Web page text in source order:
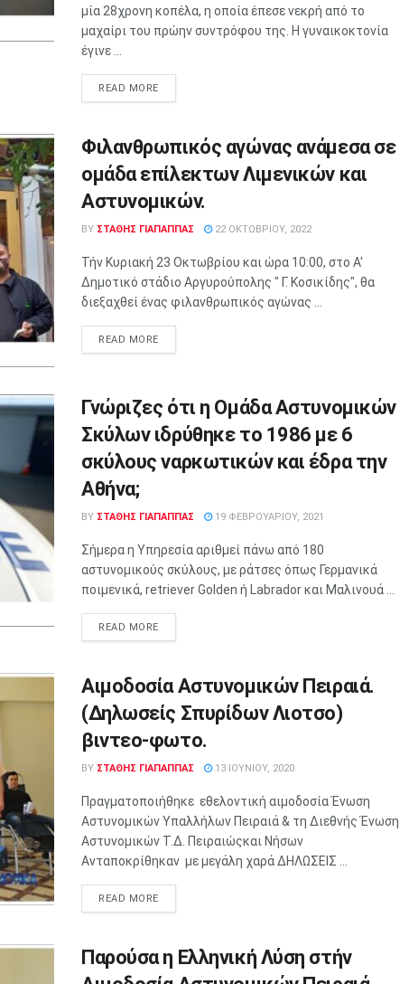
μία 28χρονη κοπέλα, η οποία έπεσε νεκρή από το
μαχαίρι του πρώην συντρόφου της. Η γυναικοκτονία
έγινε ...
READ MORE
Φιλανθρωπικός αγώνας ανάμεσα σε
ομάδα επίλεκτων Λιμενικών και
Αστυνομικών.
BY ΣΤΑΘΗΣ ΓΊΑΠΑΠΠΑΣ 22 ΟΚΤΩΒΡΊΟΥ, 2022
Τήν Κυριακή 23 Οκτωβρίου και ώρα 10:00, στο Α'
Δημοτικό στάδιο Αργυρούπολης " Γ. Κοσικίδης", θα
διεξαχθεί ένας φιλανθρωπικός αγώνας ...
READ MORE
Γνώριζες ότι η Ομάδα Αστυνομικών
Σκύλων ιδρύθηκε το 1986 με 6
σκύλους ναρκωτικών και έδρα την
Αθήνα;
BY ΣΤΑΘΗΣ ΓΊΑΠΑΠΠΑΣ 19 ΦΕΒΡΟΥΑΡΊΟΥ, 2021
Σήμερα η Υπηρεσία αριθμεί πάνω από 180
αστυνομικούς σκύλους, με ράτσες όπως Γερμανικά
ποιμενικά, retriever Golden ή Labrador και Μαλινουά ...
READ MORE
Αιμοδοσία Αστυνομικών Πειραιά.
(Δηλωσείς Σπυρίδων Λιοτσο)
βιντεο-φωτο.
BY ΣΤΑΘΗΣ ΓΊΑΠΑΠΠΑΣ 13 ΙΟΥΝΊΟΥ, 2020
Πραγματοποιήθηκε εθελοντική αιμοδοσία Ένωση
Αστυνομικών Υπαλλήλων Πειραιά & τη Διεθνής Ένωση
Αστυνομικών Τ.Δ. Πειραιώςκαι Νήσων
Ανταποκρίθηκαν με μεγάλη χαρά ΔΗΛΩΣΕΙΣ ...
READ MORE
Παρούσα η Ελληνική Λύση στήν